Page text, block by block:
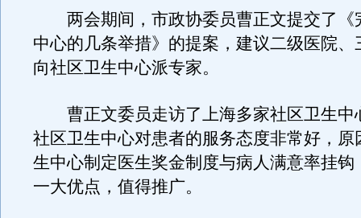
两会期间，市政协委员曹正文提交了《
中心的几条举措》的提案，建议二级医院、
向社区卫生中心派专家。
曹正文委员走访了上海多家社区卫生中
社区卫生中心对患者的服务态度非常好，原
生中心制定医生奖金制度与病人满意率挂钩
一大优点，值得推广。